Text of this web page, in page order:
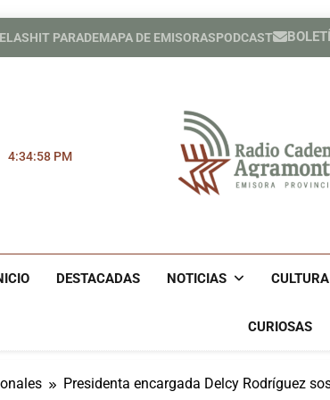
HIT PARADEMAPA DE EMISORASPODCAST
4:34:58 PM
Radio
DESTACADAS NOTICIAS CULTURA
CURIOSAS
Presidenta encargada Delcy Rodríguez